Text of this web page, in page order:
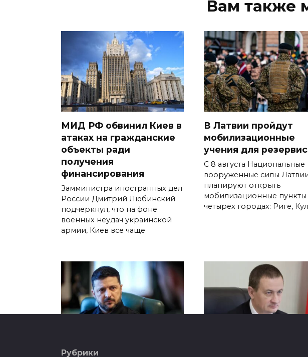
Вам также
МИД РФ обвинил Киев в
атаках на гражданские
объекты ради
получения
финансирования
Замминистра иностранных дел
России Дмитрий Любинский
подчеркнул, что на фоне
военных неудач украинской
армии, Киев все чаще
В Латвии пройдут
мобилизационные
учения для
С 8 августа Национальные
вооруженные силы
планируют открыть
мобилизационные пункты
четырех городах: Риге,
Рубрики